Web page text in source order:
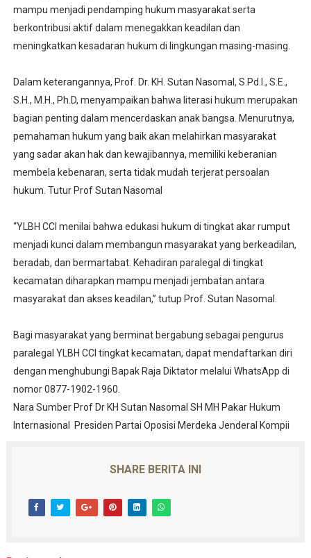
mampu menjadi pendamping hukum masyarakat serta
berkontribusi aktif dalam menegakkan keadilan dan
meningkatkan kesadaran hukum di lingkungan masing-masing.
Dalam keterangannya, Prof. Dr. KH. Sutan Nasomal, S.Pd.I., S.E.,
S.H., M.H., Ph.D, menyampaikan bahwa literasi hukum merupakan
bagian penting dalam mencerdaskan anak bangsa. Menurutnya,
pemahaman hukum yang baik akan melahirkan masyarakat
yang sadar akan hak dan kewajibannya, memiliki keberanian
membela kebenaran, serta tidak mudah terjerat persoalan
hukum. Tutur Prof Sutan Nasomal
“YLBH CCI menilai bahwa edukasi hukum di tingkat akar rumput
menjadi kunci dalam membangun masyarakat yang berkeadilan,
beradab, dan bermartabat. Kehadiran paralegal di tingkat
kecamatan diharapkan mampu menjadi jembatan antara
masyarakat dan akses keadilan,” tutup Prof. Sutan Nasomal.
Bagi masyarakat yang berminat bergabung sebagai pengurus
paralegal YLBH CCI tingkat kecamatan, dapat mendaftarkan diri
dengan menghubungi Bapak Raja Diktator melalui WhatsApp di
nomor 0877-1902-1960.
Nara Sumber Prof Dr KH Sutan Nasomal SH MH Pakar Hukum
Internasional Presiden Partai Oposisi Merdeka Jenderal Kompii
SHARE BERITA INI